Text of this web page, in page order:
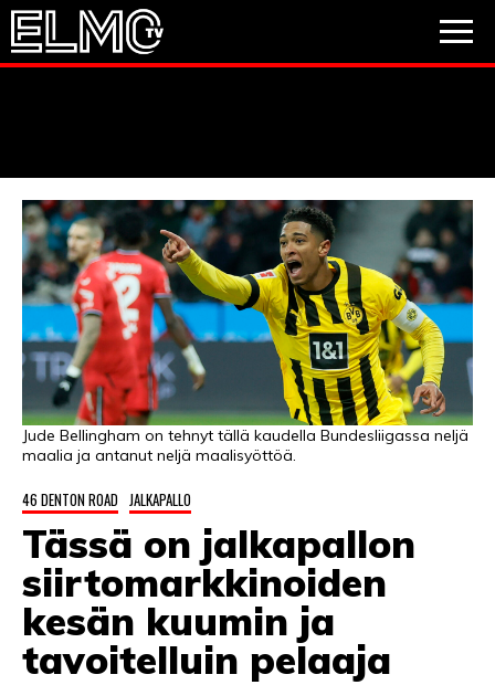
Jude Bellingham on tehnyt tällä kaudella Bundesliigassa neljä
maalia ja antanut neljä maalisyöttöä.
46 DENTON ROAD JALKAPALLO
Tässä on jalkapallon
siirtomarkkinoiden
kesän kuumin ja
tavoitelluin pelaaja
PESÄPALLO
VIDEOT
PODCASTIT
JALKAPALLO
EM2021
Huuhkajat
Veikkausliiga
Valioliiga
Muut sarjat
JÄÄKIEKKO
PESÄPALLO
LINTU VAI KALA
46 DENTON ROAD
VIDEOT
PODCASTIT